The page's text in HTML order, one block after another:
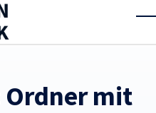
Ordner mit